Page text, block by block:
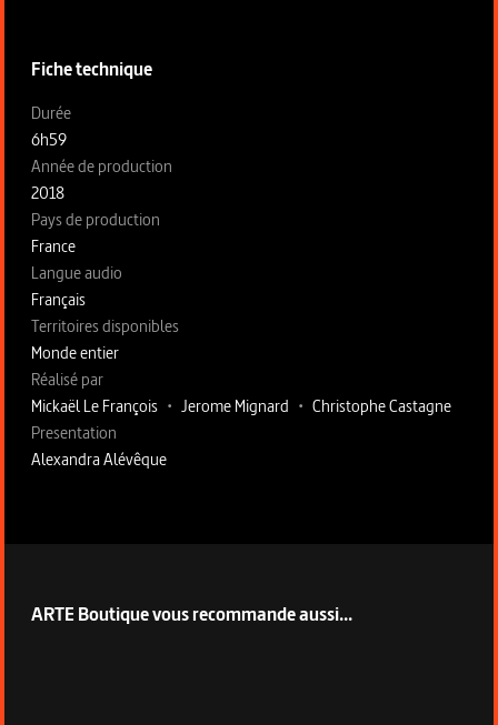
Fiche technique
Fiche technique section gauche
Durée
6h59
Année de production
2018
Pays de production
France
Langue audio
Français
Territoires disponibles
Monde entier
Fiche technique section droite
Réalisé par
Mickaël Le François • Jerome Mignard • Christophe Castagne
Presentation
Alexandra Alévêque
ARTE Boutique vous recommande aussi...